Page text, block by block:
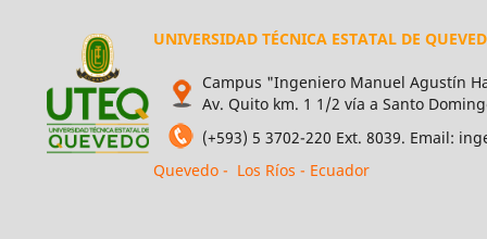
UNIVERSIDAD TÉCNICA ESTATAL DE
Campus "Ingeniero Manuel Agustín
Av. Quito km. 1 1/2 vía a Santo
(+593) 5 3702-220 Ext. 8039. Email:
Quevedo - Los Ríos - Ecuador